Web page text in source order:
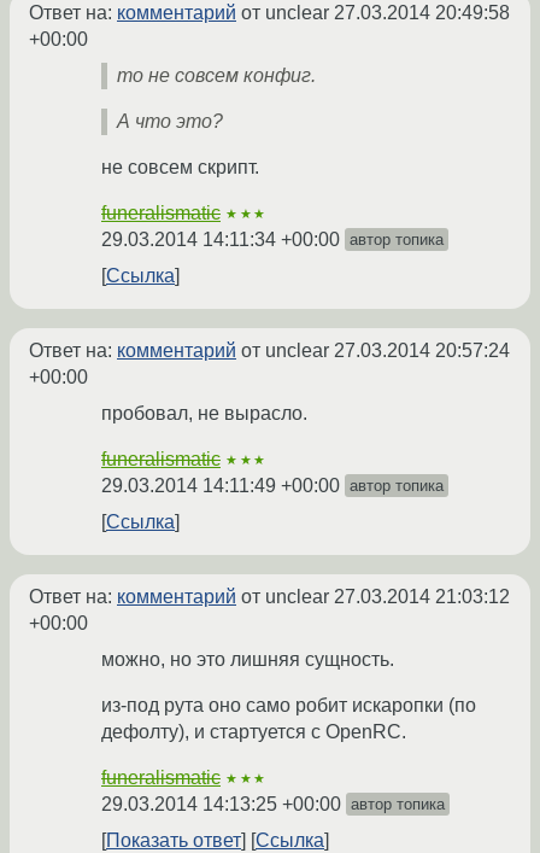
Ответ на: комментарий от unclear 27.03.2014 20:49:58
+00:00
то не совсем конфиг.
А что это?
не совсем скрипт.
funeralismatic ★★★
29.03.2014 14:11:34 +00:00 автор топика
Ссылка
Ответ на: комментарий от unclear 27.03.2014 20:57:24
+00:00
пробовал, не вырасло.
funeralismatic ★★★
29.03.2014 14:11:49 +00:00 автор топика
Ссылка
Ответ на: комментарий от unclear 27.03.2014 21:03:12
+00:00
можно, но это лишняя сущность.
из-под рута оно само робит искаропки (по
дефолту), и стартуется с OpenRC.
funeralismatic ★★★
29.03.2014 14:13:25 +00:00 автор топика
Показать ответ Ссылка